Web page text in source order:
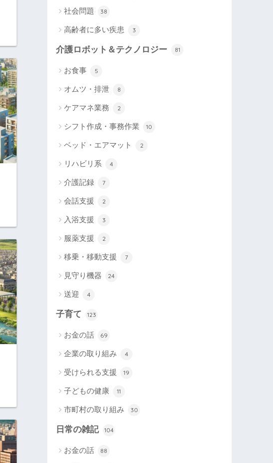
社会問題 38
高齢者に多い疾患 3
介護ロボット＆テクノロジー 81
お食事 5
オムツ・排泄 8
ケアマネ業務 2
シフト作成・事務作業 10
ベッド・エアマット 2
リハビリ系 4
介護記録 7
会話支援 2
入浴支援 3
服薬支援 2
移乗・移動支援 7
見守り機器 24
送迎 4
子育て 123
お金の話 69
企業の取り組み 4
受けられる支援 19
子どもの健康 11
市町村の取り組み 30
日常の雑記 104
お金の話 88